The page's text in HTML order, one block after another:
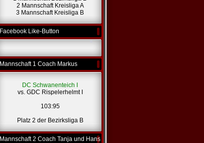
2 Mannschaft Kreisliga A
3 Mannschaft Kreisliga B
Facebook Like-Button
Mannschaft 1 Coach Markus
DC Schwanenteich I
vs. GDC Rispelerhelmt I
103:95
Platz 2 der Bezirksliga B
Mannschaft 2 Coach Tanja und Hans